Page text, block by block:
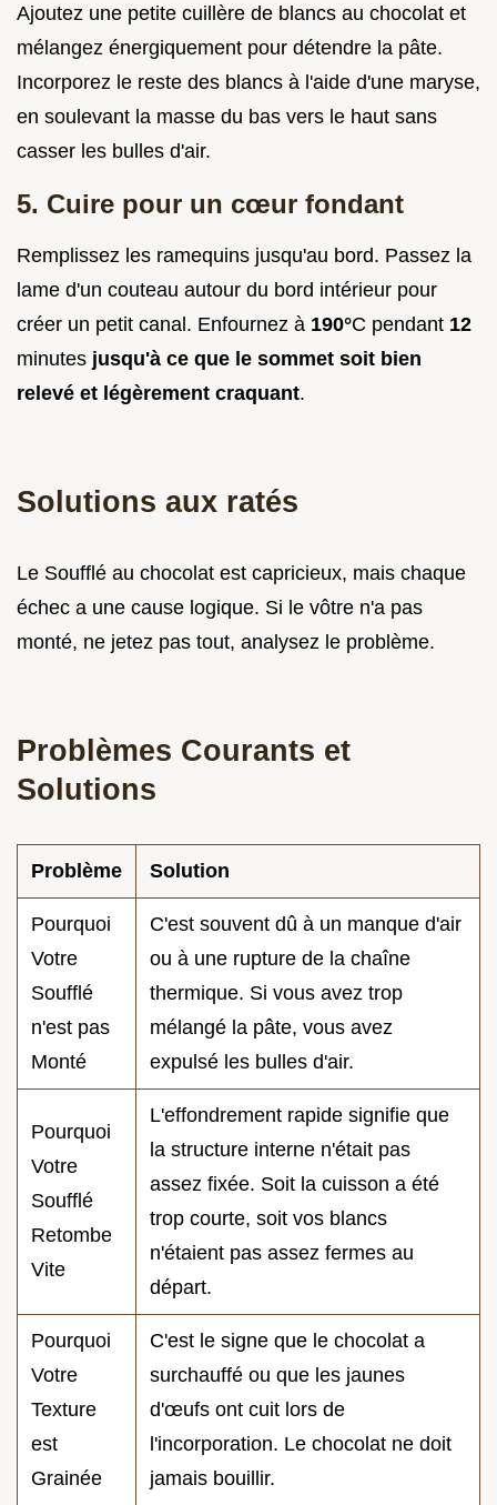
Ajoutez une petite cuillère de blancs au chocolat et
mélangez énergiquement pour détendre la pâte.
Incorporez le reste des blancs à l'aide d'une maryse,
en soulevant la masse du bas vers le haut sans
casser les bulles d'air.
5. Cuire pour un cœur fondant
Remplissez les ramequins jusqu'au bord. Passez la
lame d'un couteau autour du bord intérieur pour
créer un petit canal. Enfournez à 190°C pendant 12
minutes jusqu'à ce que le sommet soit bien
relevé et légèrement craquant.
Solutions aux ratés
Le Soufflé au chocolat est capricieux, mais chaque
échec a une cause logique. Si le vôtre n'a pas
monté, ne jetez pas tout, analysez le problème.
Problèmes Courants et
Solutions
Problème Solution
Pourquoi
Votre
Soufflé
n'est pas
Monté
C'est souvent dû à un manque d'air
ou à une rupture de la chaîne
thermique. Si vous avez trop
mélangé la pâte, vous avez
expulsé les bulles d'air.
Pourquoi
Votre
Soufflé
Retombe
Vite
L'effondrement rapide signifie que
la structure interne n'était pas
assez fixée. Soit la cuisson a été
trop courte, soit vos blancs
n'étaient pas assez fermes au
départ.
Pourquoi
Votre
Texture
est
Grainée
C'est le signe que le chocolat a
surchauffé ou que les jaunes
d'œufs ont cuit lors de
l'incorporation. Le chocolat ne doit
jamais bouillir.